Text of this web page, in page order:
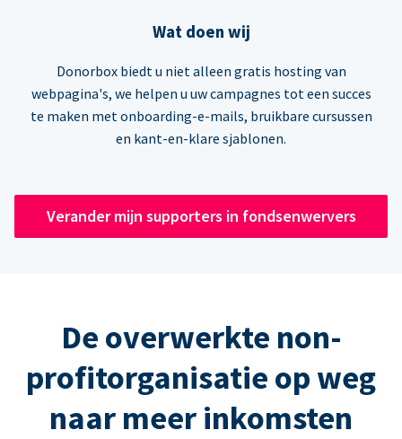
Wat doen wij
Donorbox biedt u niet alleen gratis hosting van
webpagina's, we helpen u uw campagnes tot een succes
te maken met onboarding-e-mails, bruikbare cursussen
en kant-en-klare sjablonen.
Verander mijn supporters in fondsenwervers
De overwerkte non-
profitorganisatie op weg
naar meer inkomsten